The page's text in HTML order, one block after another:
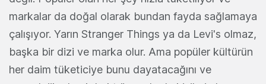
markalar da doğal olarak bundan fayda sağlamaya
çalışıyor. Yarın Stranger Things ya da Levi's olmaz,
başka bir dizi ve marka olur. Ama popüler kültürün
her daim tüketiciye bunu dayatacağını ve